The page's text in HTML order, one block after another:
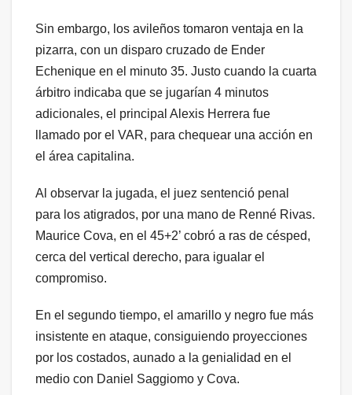
Sin embargo, los avileños tomaron ventaja en la
pizarra, con un disparo cruzado de Ender
Echenique en el minuto 35. Justo cuando la cuarta
árbitro indicaba que se jugarían 4 minutos
adicionales, el principal Alexis Herrera fue
llamado por el VAR, para chequear una acción en
el área capitalina.
Al observar la jugada, el juez sentenció penal
para los atigrados, por una mano de Renné Rivas.
Maurice Cova, en el 45+2’ cobró a ras de césped,
cerca del vertical derecho, para igualar el
compromiso.
En el segundo tiempo, el amarillo y negro fue más
insistente en ataque, consiguiendo proyecciones
por los costados, aunado a la genialidad en el
medio con Daniel Saggiomo y Cova.